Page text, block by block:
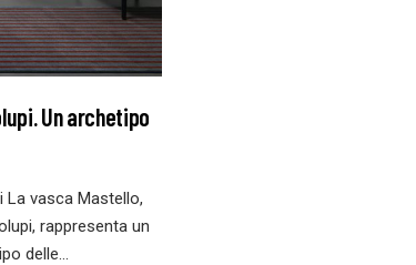
Un archetipo
La vasca Mastello,
rappresenta un
delle…